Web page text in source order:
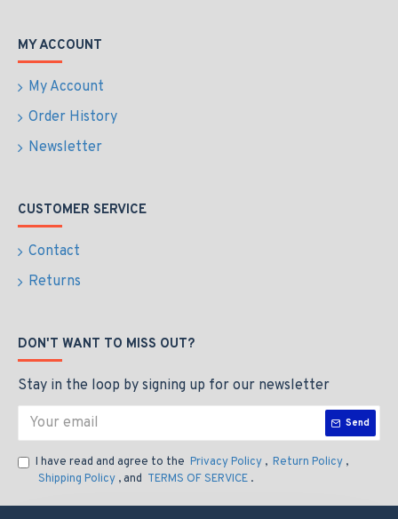
MY ACCOUNT
My Account
Order History
Newsletter
CUSTOMER SERVICE
Contact
Returns
DON'T WANT TO MISS OUT?
Stay in the loop by signing up for our newsletter
Send
I have read and agree to the Privacy Policy , Return Policy ,
Shipping Policy , and TERMS OF SERVICE .